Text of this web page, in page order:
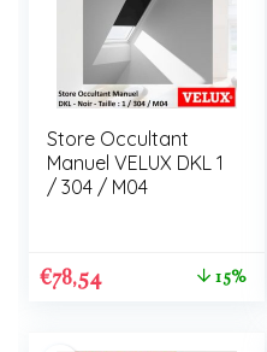
Store Occultant
Manuel VELUX DKL 1
/ 304 / M04
€78,54 15%